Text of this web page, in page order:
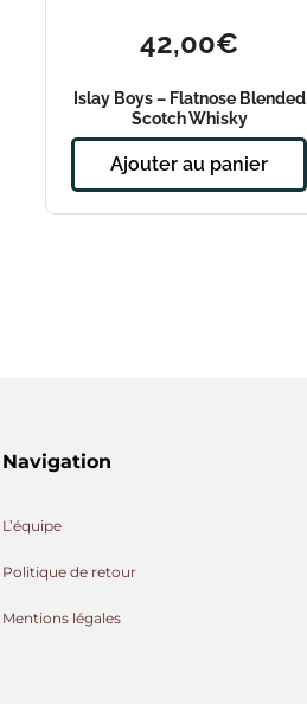
42,00€
Islay Boys – Flatnose Blended
Scotch Whisky
Ajouter au panier
Navigation
L’équipe
Politique de retour
Mentions légales